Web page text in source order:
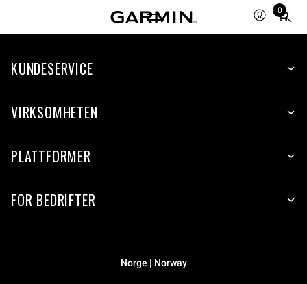
0
Total
items
cart:
KUNDESERVICE
VIRKSOMHETEN
PLATTFORMER
FOR BEDRIFTER
Norge | Norway